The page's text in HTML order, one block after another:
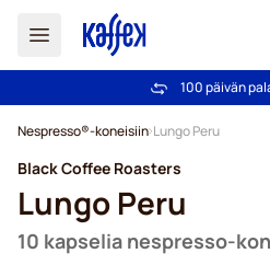
Ilmainen toimitus yli
100 päivän
Nespresso®-koneisiin Lungo Peru
Black Coffee Roasters
Lungo Peru
10 kapselia nespresso-